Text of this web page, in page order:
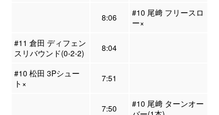
8:06
#10 尾﨑 フリースロ
ー×
#11 倉田 ディフェン
スリバウンド(0-2-2)
8:04
#10 松田 3Pシュー
ト×
7:51
7:50
#10 尾﨑 ターンオー